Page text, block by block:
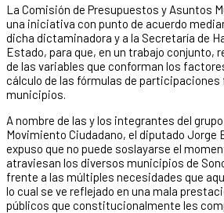
La Comisión de Presupuestos y Asuntos
una iniciativa con punto de acuerdo
dicha dictaminadora y a la Secretaría de
Estado, para que, en un trabajo conjunto,
de las variables que conforman los
cálculo de las fórmulas de participaciones
municipios.
A nombre de las y los integrantes del
Movimiento Ciudadano, el diputado Jorge
expuso que no puede soslayarse el
atraviesan los diversos municipios de
frente a las múltiples necesidades que
lo cual se ve reflejado en una mala
públicos que constitucionalmente les